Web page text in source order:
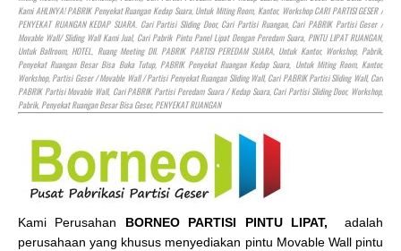
Kami AHLINYA! PABRIK Penyekat Ruangan Kedap Suara, Untuk Miting Room, Kantor, Workshop CARI PARTISI GESER /
PENYEKAT RUANGAN KEDAP SUARA. Cari Partisi Sliding Door, Cari Partisi Ruangan, Cari PABRIK Partisi Geser /
Movable Wall/ Sliding Wall Kami Jual, Cari Pabrik Pintu Panel Lipat Dengan Peredam Suara, PINTU LIPAT RUANGAN,
Untuk Ballroom,HOTEL, Ruang Meeting Dll. PABRIK PARTISI PEREDAM SUARA, Untuk Kantor, Workshop, Pabrik,
Penyekat Ruangan Besar Bisa Buka Tutup, PABRIK Penyekat Ruangan Kedap Suara, Untuk Miting Room, Kantor,
Workshop, Partisi Geser / Movable Wall / Partisi Penyekat Ruangan Sliding Wall, Cari PABRIK Partisi Sliding Wall, Cari
PABRIK Partisi Movable Wall, Cari PABRIK Partisi Peredam Suara / Kedap Suara, Cari Partisi Sliding Door, Workshop,
Pabrik, Penyekat Ruangan Besar Bisa Geser, PENYEKAT RUANGAN
Kami Perusahan BORNEO PARTISI PINTU LIPAT, adalah
perusahaan yang khusus menyediakan pintu Movable Wall pintu